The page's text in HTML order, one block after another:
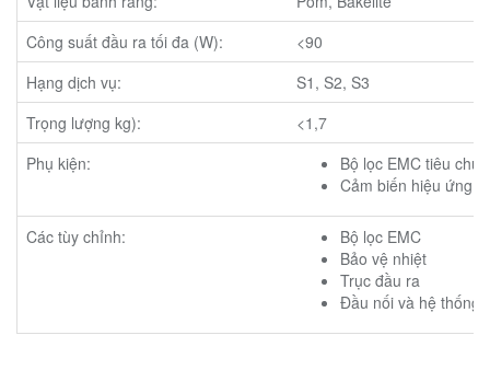
Công suất đầu ra tối đa (W):
<90
Hạng dịch vụ:
S1, S2, S3
Trọng lượng kg):
<1,7
Phụ kiện:
Bộ lọc EMC tiêu
Cảm biến hiệu ứng
Các tùy chỉnh:
Bộ lọc EMC
Bảo vệ nhiệt
Trục đầu ra
Đầu nối và hệ thống